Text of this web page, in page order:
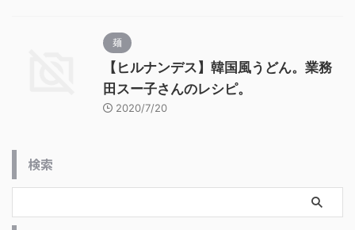
麺
【ヒルナンデス】韓国風うどん。業務
田スー子さんのレシピ。
2020/7/20
検索